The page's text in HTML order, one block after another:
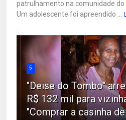
patrulhamento na comunidade do
Um adolescente foi apreendido ...
5
"Deise do Tombo"
R$ 132 mil para
"Comprar a casinha